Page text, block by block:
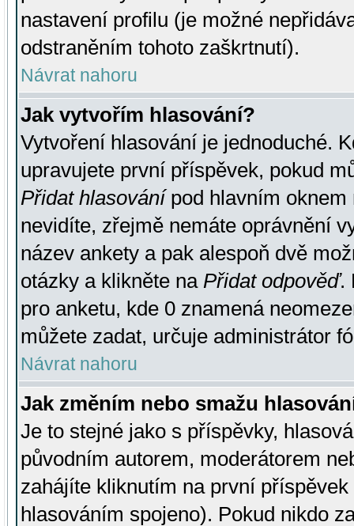
nastavení profilu (je možné
odstraněním tohoto zaškrtnutí).
Návrat nahoru
Jak vytvořím hlasování?
Vytvoření hlasování je jednoduché.
upravujete první příspěvek, pokud
Přidat hlasovánípod hlavním oknem
nevidíte, zřejmě nemáte oprávnění
název ankety a pak alespoň dvě
otázky a klikněte na Přidat odpověď.
pro anketu, kde 0 znamená
můžete zadat, určuje administrátor
Návrat nahoru
Jak změním nebo smažu
Je to stejné jako s příspěvky,
původním autorem, moderátorem
zahájíte kliknutím na první
hlasováním spojeno). Pokud nikdo